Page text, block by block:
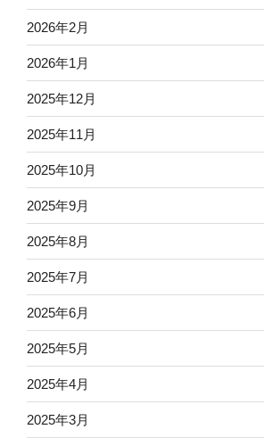
2026年2月
2026年1月
2025年12月
2025年11月
2025年10月
2025年9月
2025年8月
2025年7月
2025年6月
2025年5月
2025年4月
2025年3月